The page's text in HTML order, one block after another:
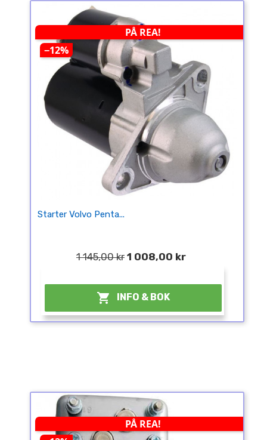
PÅ REA!
−12%
Starter Volvo Penta...
1 145,00 kr 1 008,00 kr
 INFO & BOK
PÅ REA!